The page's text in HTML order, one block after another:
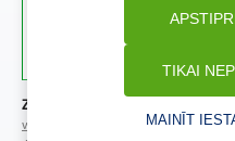
TIKAI
MAINĪT
Zāļu valsts aģentūra
www.zva.gov.lv